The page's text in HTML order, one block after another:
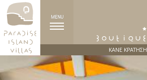
MENU
ΚΑΝΕ ΚΡΑΤΗΣΗ